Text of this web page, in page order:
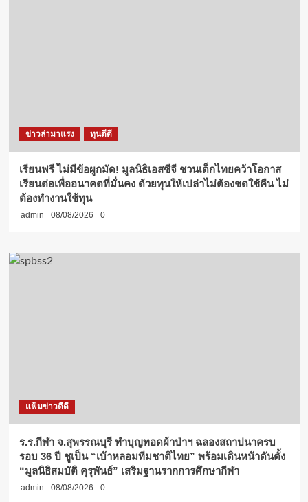
ข่าวล่ามาแรง ทุนดีดี
เรียนฟรี ไม่มีข้อผูกมัด! มูลนิธิเอสซีจี ชวนเด็กไทยคว้าโอกาส
เรียนต่อเพื่ออนาคตที่มั่นคง ด้วยทุนให้เปล่าไม่ต้องชดใช้คืน ไม่
ต้องทำงานใช้ทุน
admin 08/08/2026 0
แฟ้มข่าวดีดี
ร.ร.กีฬา จ.สุพรรณบุรี ทำบุญทอดผ้าป่าฯ ฉลองสถาปนาครบ
รอบ 36 ปี ชูเป็น “เบ้าหลอมทีมชาติไทย” พร้อมเดินหน้าดันตั้ง
“มูลนิธิสมบัติ คุรุพันธ์” เสริมฐานรากการศึกษากีฬา
admin 08/08/2026 0